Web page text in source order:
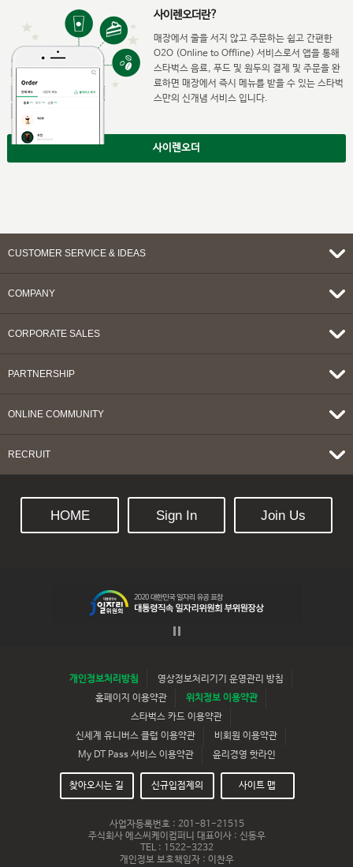
사이렌오더란?
매장에서 줄을 서지 않고 주문하는 쉽고 간편한
O2O (Online to Offline) 서비스로서 앱을 통해
스타벅스 음료, 푸드 및 원두의 결제 및 주문을 완
료하면 매장에서 즉시 메뉴를 받을 수 있는 스타벅
스만의 신개념 서비스 입니다.
사이렌오더
CUSTOMER SERVICE & IDEAS
COMPANY
CORPORATE SALES
PARTNERSHIP
ONLINE COMMUNITY
RECRUIT
HOME Sign In Join Us
개인정보처리방침
영상정보처리기기 운영관리 방침
홈페이지 이용약관
위치정보 이용약관
스타벅스 카드 이용약관
신세계 유니버스 클럽 이용약관
비회원 이용약관
My DT Pass 서비스 이용약관
윤리경영 핫라인
찾아오시는 길 신규입점제의 사이트 맵
사업자등록번호 : 201-81-21515
주식회사 에스씨케이컴퍼니 대표이사 : 신동우
TEL : 1522-3232
개인정보 보호책임자 : 이찬우